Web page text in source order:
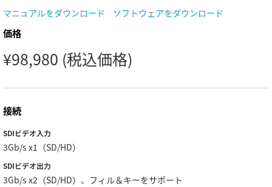
Japan
Mexico
New Zealand
Norway
マニュアルをダウンロード
ソフトウェアをダウンロード
価格
¥98,980 (税込価格)
接続
SDIビデオ入力
3Gb/s x1（SD/HD）
SDIビデオ出力
3Gb/s x2（SD/HD）、フィル＆キーをサポート